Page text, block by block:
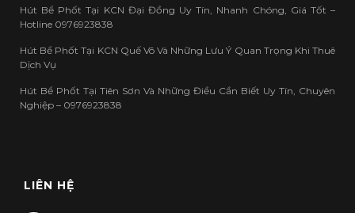
Hút Bể Phốt Tại KCN Đại Đồng Uy Tín, Nhanh Chóng, Giá Tốt –
Hotline 0976923838
Hút Bể Phốt Tại KCN Quế Võ Và Những Lưu Ý Quan Trọng Khi Thuê
Dịch Vụ
Hút Bể Phốt Tại Tiên Sơn Và Những Điều Cần Biết Uy Tín, Chuyên
Nghiệp – 0976923838
LIÊN HỆ